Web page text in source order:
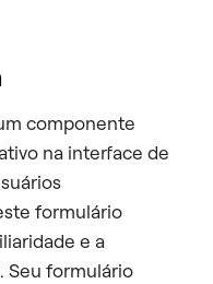
componente
na interface de
formulário
e a
Seu formulário